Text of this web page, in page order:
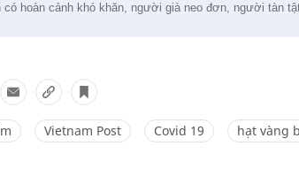
có hoàn cảnh khó khăn, người già neo đơn, người tàn
Vietnam Post Covid 19 hạt vàng